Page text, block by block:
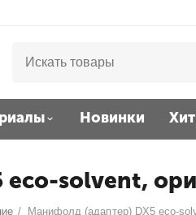
Новинки
eco-solvent,
/ Манифолд (адаптер) DX5 eco-